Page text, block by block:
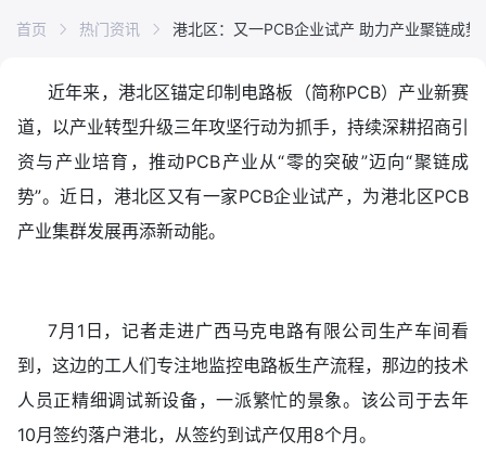
首页 热门资讯 港北区：又一PCB企业试产 助力产业聚链成势
近年来，港北区锚定印制电路板（简称PCB）产业新赛
道，以产业转型升级三年攻坚行动为抓手，持续深耕招商引
资与产业培育，推动PCB产业从“零的突破”迈向“聚链成
势”。近日，港北区又有一家PCB企业试产，为港北区PCB
产业集群发展再添新动能。
7月1日，记者走进广西马克电路有限公司生产车间看
到，这边的工人们专注地监控电路板生产流程，那边的技术
人员正精细调试新设备，一派繁忙的景象。该公司于去年
10月签约落户港北，从签约到试产仅用8个月。